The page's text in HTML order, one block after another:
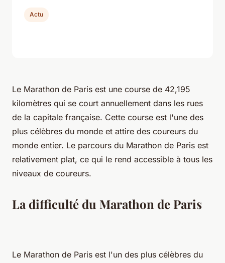
Le Marathon de Paris est une course de 42,195
kilomètres qui se court annuellement dans les rues
de la capitale française. Cette course est l'une des
plus célèbres du monde et attire des coureurs du
monde entier. Le parcours du Marathon de Paris est
relativement plat, ce qui le rend accessible à tous les
niveaux de coureurs.
La difficulté du Marathon de Paris
Le Marathon de Paris est l'un des plus célèbres du
Actu